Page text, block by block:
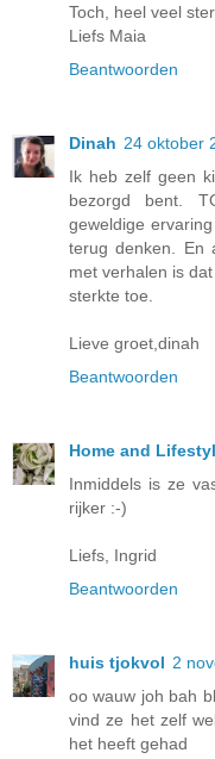
Toch, heel veel
Liefs Maia
Beantwoorden
Dinah 24 oktober
Ik heb zelf geen
bezorgd bent.
geweldige
terug denken. En
met verhalen is
sterkte toe.
Lieve groet,dinah
Beantwoorden
Home and
Inmiddels is ze
rijker :-)
Liefs, Ingrid
Beantwoorden
huis tjokvol 2
oo wauw joh bah
vind ze het zelf
het heeft gehad